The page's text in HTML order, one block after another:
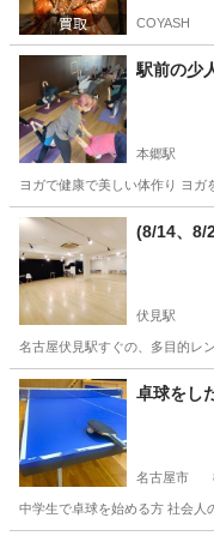
COYASH
駅前の少
本郷駅
ヨガで健康で美しい体作り ヨ
愛知 名古屋市 (8/14、8/
伏見駅
名古屋伏見駅すぐの、多目的レ
愛知 名古屋市 伏見駅
卓球をし
名古屋市
中学生で卓球を始める方 社会